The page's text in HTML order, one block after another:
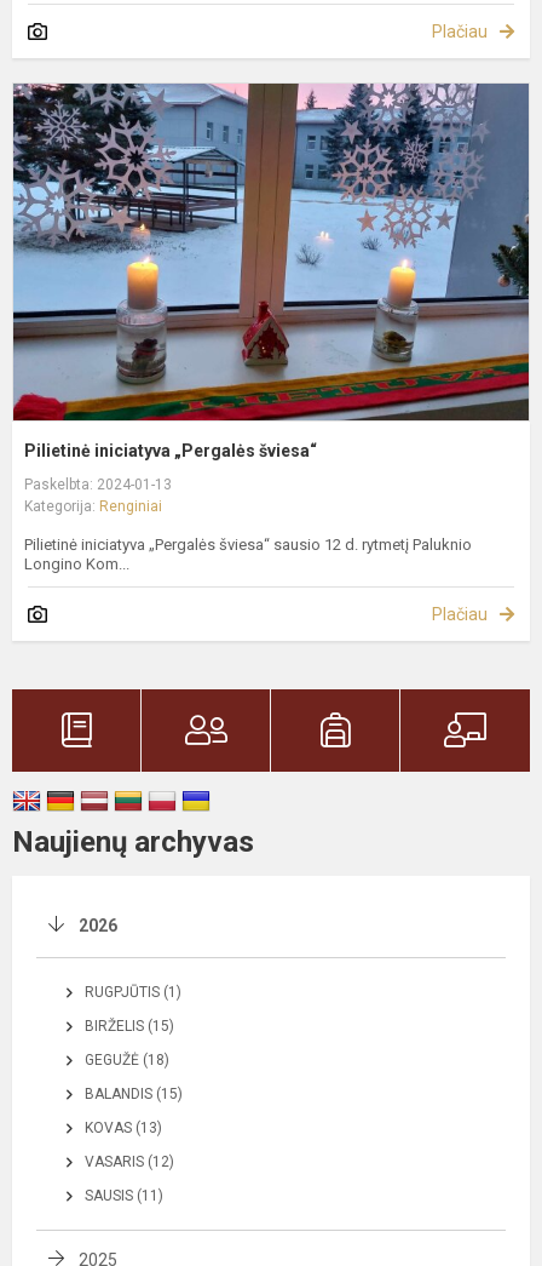
Plačiau
Pilietinė iniciatyva „Pergalės šviesa“
Paskelbta: 2024-01-13
Kategorija: Renginiai
Pilietinė iniciatyva „Pergalės šviesa“ sausio 12 d. rytmetį Paluknio
Longino Kom...
Plačiau
Naujienų archyvas
2026
RUGPJŪTIS (1)
BIRŽELIS (15)
GEGUŽĖ (18)
BALANDIS (15)
KOVAS (13)
VASARIS (12)
SAUSIS (11)
2025